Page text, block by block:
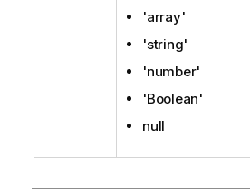
'array'
'string'
'number'
'Boolean'
null